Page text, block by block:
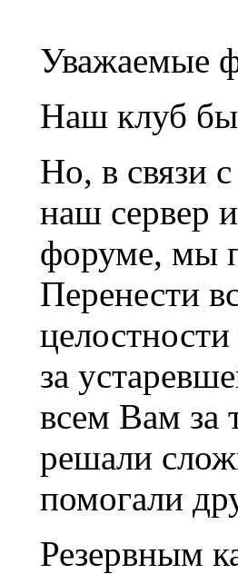
Уважаемые
Наш клуб
Но, в связи
наш сервер
форуме, мы
Перенести
за
всем Вам за
решали
помогали
Резервным